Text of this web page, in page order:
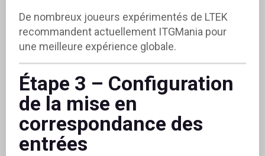
De nombreux joueurs expérimentés de LTEK
recommandent actuellement ITGMania pour
une meilleure expérience globale.
Étape 3 – Configuration
de la mise en
correspondance des
entrées